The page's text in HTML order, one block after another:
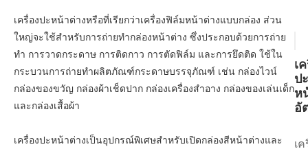
เครื่องปะหน้าต่างหรือที่เรียกว่าเครื่องฟิล์มหน้าต่างแบบกล่อง ส่วน
ใหญ่จะใช้สำหรับการถ่ายทำกล่องหน้าต่าง ซึ่งประกอบด้วยการถ่าย
ทำ การวาดกระดาษ การติดกาว การตัดฟิล์ม และการยึดติด ใช้ใน
กระบวนการถ่ายทำผลิตภัณฑ์กระดาษบรรจุภัณฑ์ เช่น กล่องไวน์
กล่องของขวัญ กล่องผ้าเช็ดปาก กล่องเครื่องสำอาง กล่องของเล่นเด็ก
และกล่องเสื้อผ้า
เครื่องปะหน้าต่างเป็นอุปกรณ์พิเศษสำหรับเปิดกล่องสีหน้าต่างและ
เ
ปะ
ห
อั
เ